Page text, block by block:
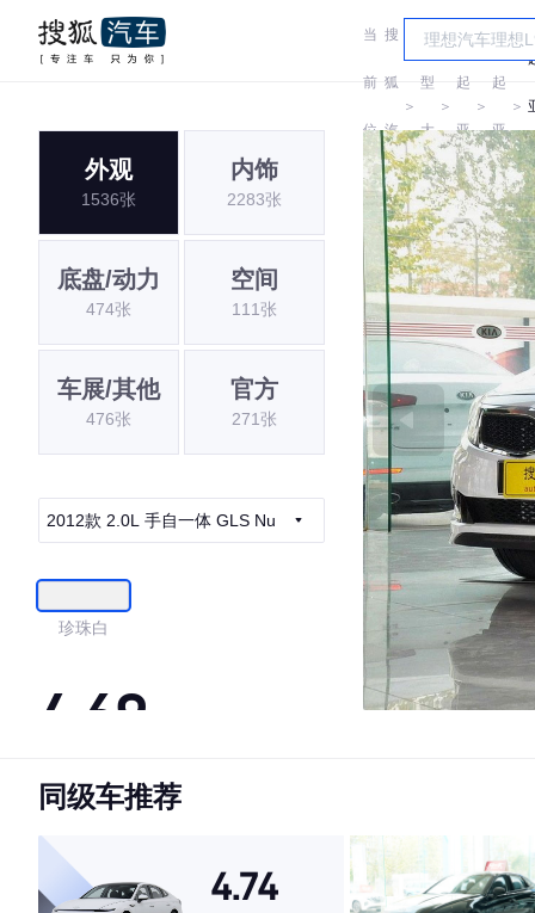
当
前
位
置:
搜
狐
汽
车
＞
车
型
大
全
＞
起
亚
＞
起
亚
＞
外观
1536张
内饰
2283张
底盘/动力
474张
空间
111张
车展/其他
476张
官方
271张
2012款 2.0L 手自一体 GLS Nu
珍珠白
4.69
·外观表现较为优秀，优于60%同级车
·空间表现较为优秀，优于78%同级车
同级车推荐
4.74